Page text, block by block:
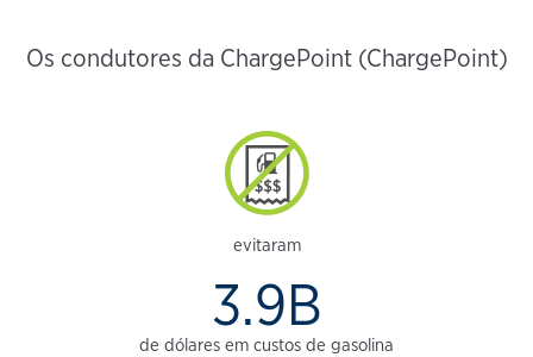
Os condutores da ChargePoint (ChargePoint)
evitaram
3.9B
de dólares em custos de gasolina